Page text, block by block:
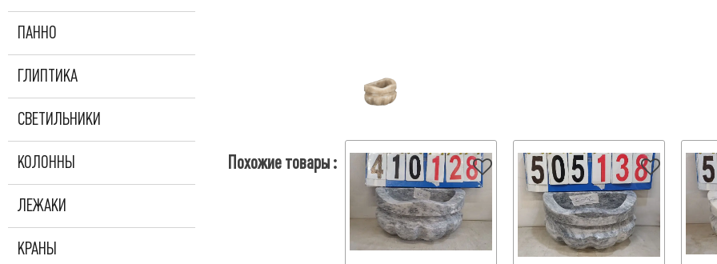
ПАННО
ГЛИПТИКА
СВЕТИЛЬНИКИ
КОЛОННЫ
ЛЕЖАКИ
КРАНЫ
Похожие товары :